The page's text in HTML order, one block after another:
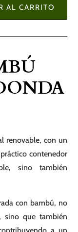
AL CARRITO
renovable, con un
contenedor
sino también
con bambú, no
sino que también